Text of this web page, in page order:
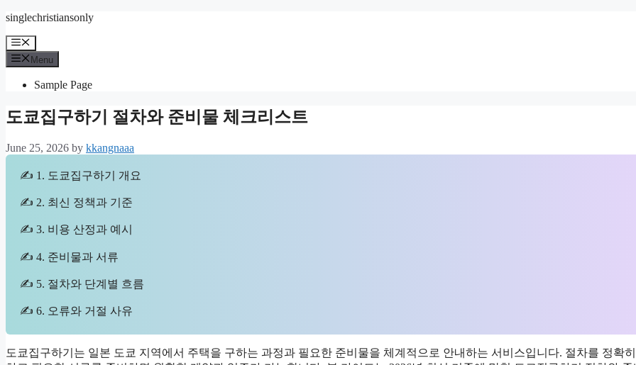
Skip
content
singlechristiansonly
Menu
Menu
Sample Page
도쿄집구하기 절차와 준비물 체크리스트
June 25, 2026 by kkangnaaa
✍ 1. 도쿄집구하기 개요
✍ 2. 최신 정책과 기준
✍ 3. 비용 산정과 예시
✍ 4. 준비물과 서류
✍ 5. 절차와 단계별 흐름
✍ 6. 오류와 거절 사유
도쿄집구하기는 일본 도쿄 지역에서 주택을 구하는 과정과 필요한 준비물을 체계적으로 안내하는 서비스입니다. 절차를 정확